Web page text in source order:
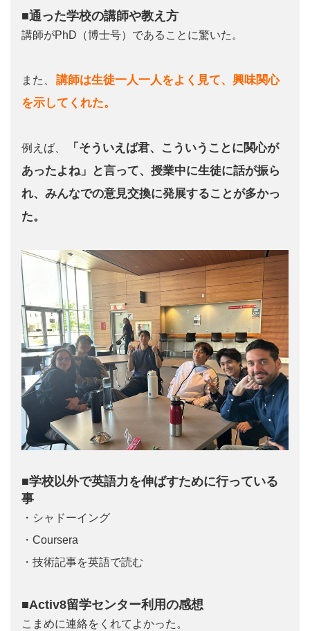
■通った学校の講師や教え方
講師がPhD（博士号）であることに驚いた。
また、
講師は生徒一人一人をよく見て、興味関心
を示してくれた。
例えば、
「そういえば君、こういうことに関心が
あったよね」と言って、授業中に生徒に話が振ら
れ、みんなでの意見交換に発展することが多かっ
た。
■学校以外で英語力を伸ばすために行っている
事
・シャドーイング
・Coursera
・技術記事を英語で読む
■Activ8留学センター利用の感想
こまめに連絡をくれてよかった。